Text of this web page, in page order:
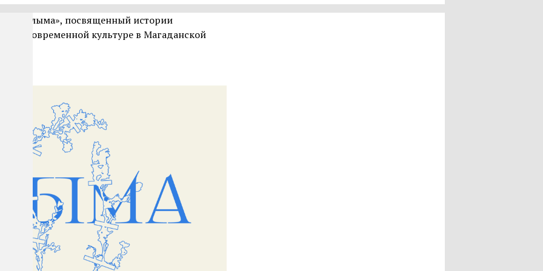
«Колыма», посвященный истории
и современной культуре в Магаданской